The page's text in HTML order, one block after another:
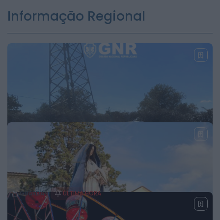
Informação Regional
GUARDA ÚLTIMA HORA
Prisão preventiva para quatro arguidos em
rede que furtava cobre das